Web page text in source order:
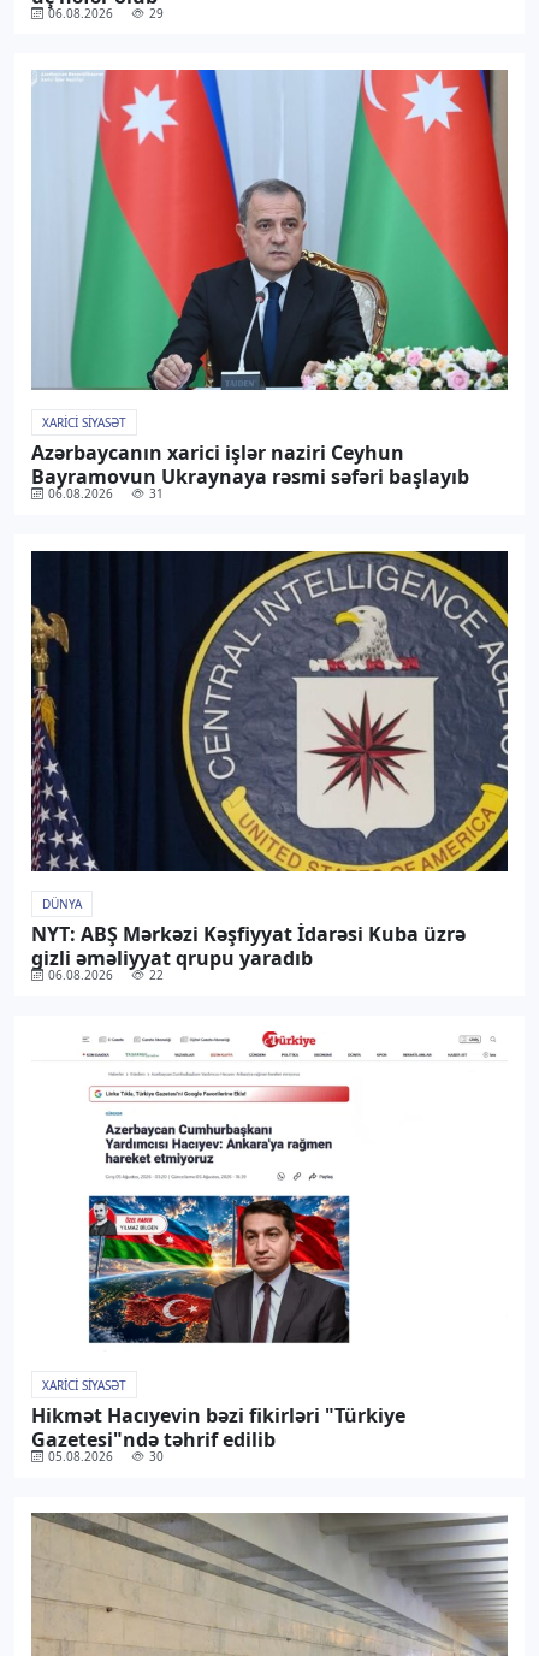
06.08.2026 29
XARICI SIYASƏT
Azərbaycanın xarici işlər naziri Ceyhun
Bayramovun Ukraynaya rəsmi səfəri başlayıb
06.08.2026 31
DÜNYA
NYT: ABŞ Mərkəzi Kəşfiyyat İdarəsi Kuba üzrə
gizli əməliyyat qrupu yaradıb
06.08.2026 22
XARICI SIYASƏT
Hikmət Hacıyevin bəzi fikirləri "Türkiye
Gazetesi"ndə təhrif edilib
05.08.2026 30